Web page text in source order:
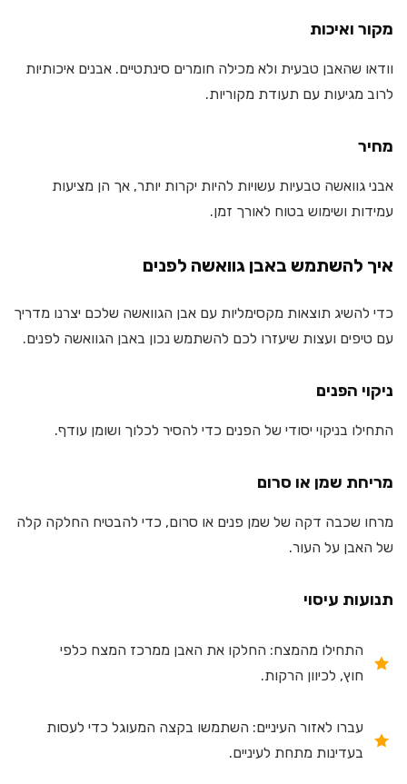
מקור ואיכות
וודאו שהאבן טבעית ולא מכילה חומרים סינתטיים. אבנים איכותיות
לרוב מגיעות עם תעודת מקוריות.
מחיר
אבני גוואשה טבעיות עשויות להיות יקרות יותר, אך הן מציעות
עמידות ושימוש בטוח לאורך זמן.
איך להשתמש באבן גוואשה לפנים
כדי להשיג תוצאות מקסימליות עם אבן הגוואשה שלכם יצרנו מדריך
עם טיפים ועצות שיעזרו לכם להשתמש נכון באבן הגוואשה לפנים.
ניקוי הפנים
התחילו בניקוי יסודי של הפנים כדי להסיר לכלוך ושומן עודף.
מריחת שמן או סרום
מרחו שכבה דקה של שמן פנים או סרום, כדי להבטיח החלקה קלה
של האבן על העור.
תנועות עיסוי
התחילו מהמצח: החלקו את האבן ממרכז המצח כלפי
חוץ, לכיוון הרקות.
עברו לאזור העיניים: השתמשו בקצה המעוגל כדי לעסות
בעדינות מתחת לעיניים.